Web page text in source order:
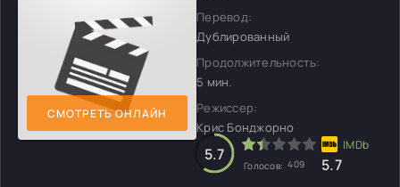
СМОТРЕТЬ ОНЛАЙН
Перевод:
Дублированный
Продолжительность:
5 мин.
Режиссер:
Крис Бонджорно
5.7
Голосов: 409 5.7